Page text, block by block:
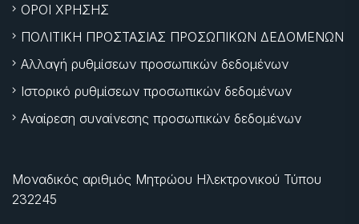
ΟΡΟΙ ΧΡΗΣΗΣ
ΠΟΛΙΤΙΚΗ ΠΡΟΣΤΑΣΙΑΣ ΠΡΟΣΩΠΙΚΩΝ ΔΕΔΟΜΕΝΩΝ
Αλλαγή ρυθμίσεων προσωπικών δεδομένων
Ιστορικό ρυθμίσεων προσωπικών δεδομένων
Αναίρεση συναίνεσης προσωπικών δεδομένων
Μοναδικός αριθμός Μητρώου Ηλεκτρονικού Τύπου
232245